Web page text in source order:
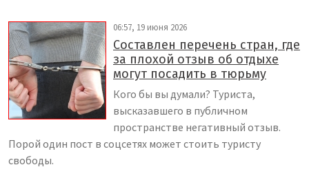
06:57, 19 июня 2026
Составлен перечень стран, где
за плохой отзыв об отдыхе
могут посадить в тюрьму
Кого бы вы думали? Туриста,
высказавшего в публичном
пространстве негативный отзыв.
Порой один пост в соцсетях может стоить туристу
свободы.